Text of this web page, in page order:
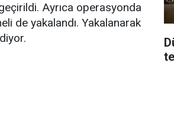
Ayrıca operasyonda
de yakalandı. Yakalanarak